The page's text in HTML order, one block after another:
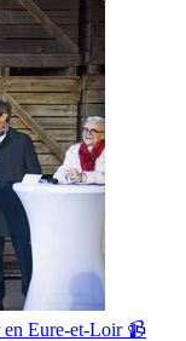
en Eure-et-Loir 📹